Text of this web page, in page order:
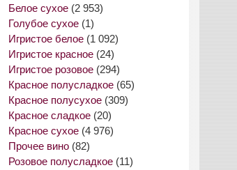
Белое сухое (2 953)
Голубое сухое (1)
Игристое белое (1 092)
Игристое красное (24)
Игристое розовое (294)
Красное полусладкое (65)
Красное полусухое (309)
Красное сладкое (20)
Красное сухое (4 976)
Прочее вино (82)
Розовое полусладкое (11)